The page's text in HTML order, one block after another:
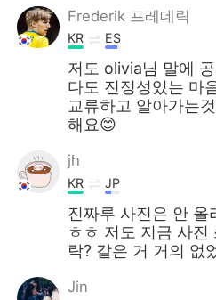
Frederik 프레데릭
KR ES
저도 olivia님 말에
다도 진정성있는 마
교류하고 알아가는
해요😊
jh
KR JP
진짜루 사진은 안 올
ㅎㅎ 저도 지금 사진
락? 같은 거 거의 없
Jin